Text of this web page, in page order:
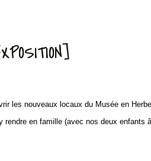
les nouveaux locaux du Musée en
rendre en famille (avec nos deux enfants